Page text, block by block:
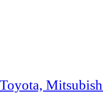
Toyota,